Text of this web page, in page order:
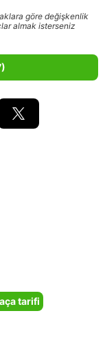
göre değişkenlik
almak isterseniz
tarifi